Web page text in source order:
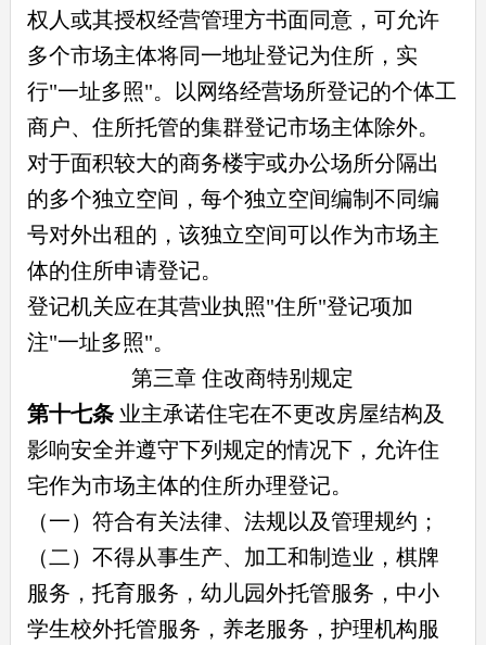
权人或其授权经营管理方书面同意，可允许
多个市场主体将同一地址登记为住所，实
行"一址多照"。以网络经营场所登记的个体工
商户、住所托管的集群登记市场主体除外。
对于面积较大的商务楼宇或办公场所分隔出
的多个独立空间，每个独立空间编制不同编
号对外出租的，该独立空间可以作为市场主
体的住所申请登记。
登记机关应在其营业执照"住所"登记项加
注"一址多照"。
第三章 住改商特别规定
第十七条业主承诺住宅在不更改房屋结构及
影响安全并遵守下列规定的情况下，允许住
宅作为市场主体的住所办理登记。
（一）符合有关法律、法规以及管理规约；
（二）不得从事生产、加工和制造业，棋牌
服务，托育服务，幼儿园外托管服务，中小
学生校外托管服务，养老服务，护理机构服